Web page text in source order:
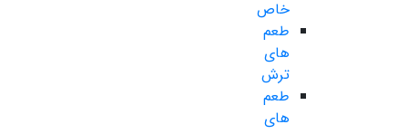
خاص
طعم
های
ترش
طعم
های